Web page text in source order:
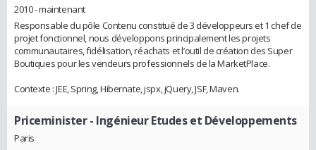
2010 - maintenant
Responsable du pôle Contenu constitué de 3 développeurs et 1 chef de
projet fonctionnel, nous développons principalement les projets
communautaires, fidélisation, réachats et l’outil de création des Super
Boutiques pour les vendeurs professionnels de la MarketPlace.
Contexte : JEE, Spring, Hibernate, jspx, jQuery, JSF, Maven.
Priceminister- Ingénieur Etudes et Développements
Paris